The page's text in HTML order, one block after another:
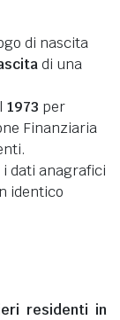
di nascita
di una
1973 per
Finanziaria
dati anagrafici
identico
residenti in